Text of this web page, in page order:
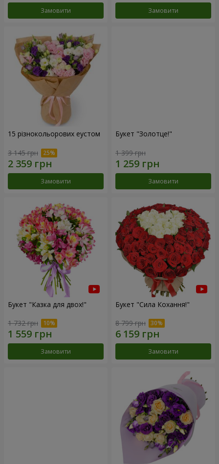
Замовити Замовити
15 різнокольорових еустом
3 145 грн
Замовити
Букет "Золотце!"
1 399 грн
Замовити
Букет "Казка для двох!"
1 732 грн
Замовити
Букет "Сила Кохання!"
8 799 грн
Замовити